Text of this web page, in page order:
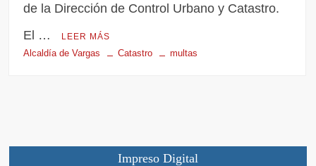
de la Dirección de Control Urbano y Catastro.
El …
LEER MÁS
Alcaldía de Vargas Catastro multas
Impreso Digital